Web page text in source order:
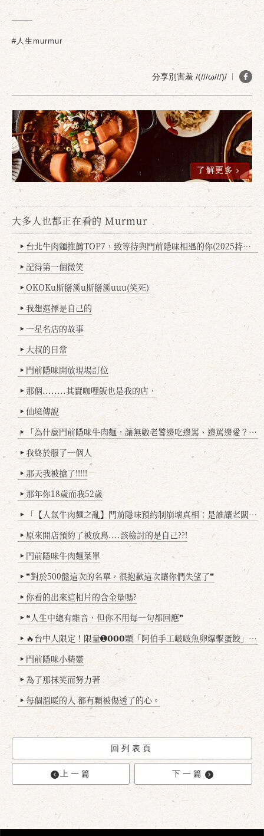
#人生murmur
分享別害羞 /(///ω///)/
了解更多
大多人也都正在看的 Murmur
▶ 台北牛肉麵推薦TOP7，致等待與門前隱味相遇的你(2025持續更新
▶ 記得第一個微笑
▶ OKOKu斯掰溪u斯掰溪uuu(笑死)
▶ 我想選擇是自己的
▶ 一星名店的故事
▶ 大叔的日常
▶ 門前隱味開放現場訂位
▶ 那個........其實咖哩飯也是我的店，
▶ 仙境傳說
▶ 「為什麼門前隱味牛肉麵，讓無數老饕邊吃邊罵、邊罵邊愛？小辣雞揭密！」
▶ 我終於服了一個人
▶ 那天我被搶了!!!!!
▶ 那年你18歲而我52歲
▶ 「【人氣牛肉麵之亂】門前隱味預約制崩壞真相：是誰讓老闆心灰意冷？」
▶ 原來開店預約了被放鳥....該檢討的是自己??!
▶ 門前隱味牛肉麵菜單
▶ ❞對於500盤這次的名單，很抱歉這次讓你們失望了❞
▶ 你看的出來這相片的含金量嗎?
▶ ❝人生中總有雜音，但你不用每一句都回應❞
▶ 🔥台中人限定！限量➊𝟬𝟬𝟬顆「阿伯手工啵啵魚卵爆擊蛋餃」台北已被搶爆2萬顆，最後名額門前隱味只留給你！🥟💥
▶ 門前隱味小精靈
▶ 為了那抹笑而努力著
▶ 每個溫暖的人 都有顆被傷透了的心。
回列表頁
上一篇 下一篇
取消